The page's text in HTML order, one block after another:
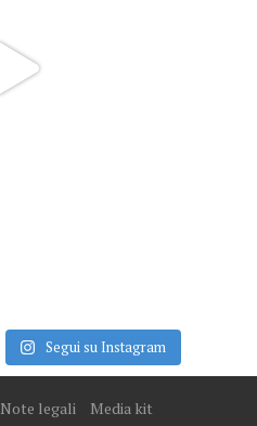
Segui su Instagram
Note legali Media kit